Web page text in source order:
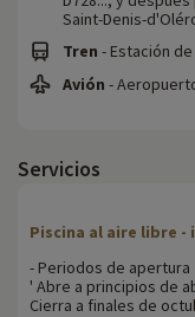
Saint-Denis-
Tren - Estación
Avión -
Servicios
Piscina al aire libre -
- Periodos de apertura
' Abre a principios de
Cierra a finales de